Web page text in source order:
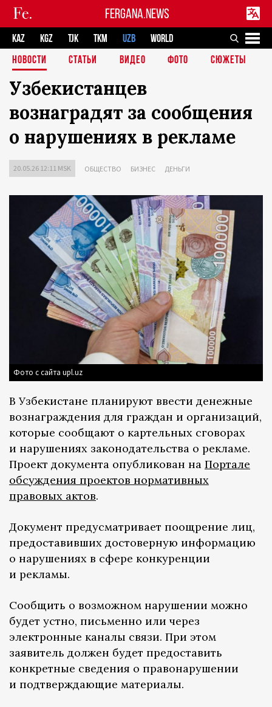
FERGANA.NEWS
KAZ KGZ TJK TKM UZB
WORLD
НОВОСТИ
СТАТЬИ ВИДЕО ФОТО СЮЖЕТЫ
Узбекистанцев
вознаградят за сообщения
о нарушениях в рекламе
20.05.26 12:11 MSK ОБЩЕСТВО БИЗНЕС ДЕНЬГИ
Фото с сайта upl.uz
В Узбекистане планируют ввести денежные
вознаграждения для граждан и организаций,
которые сообщают о картельных сговорах
и нарушениях законодательства о рекламе.
Проект документа опубликован на Портале
обсуждения проектов нормативных
правовых актов.
Документ предусматривает поощрение лиц,
предоставивших достоверную информацию
о нарушениях в сфере конкуренции
и рекламы.
Сообщить о возможном нарушении можно
будет устно, письменно или через
электронные каналы связи. При этом
заявитель должен будет предоставить
конкретные сведения о правонарушении
и подтверждающие материалы.